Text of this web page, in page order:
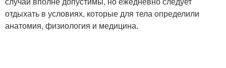
отдыхать в условиях, которые для тела определили
анатомия, физиология и медицина.